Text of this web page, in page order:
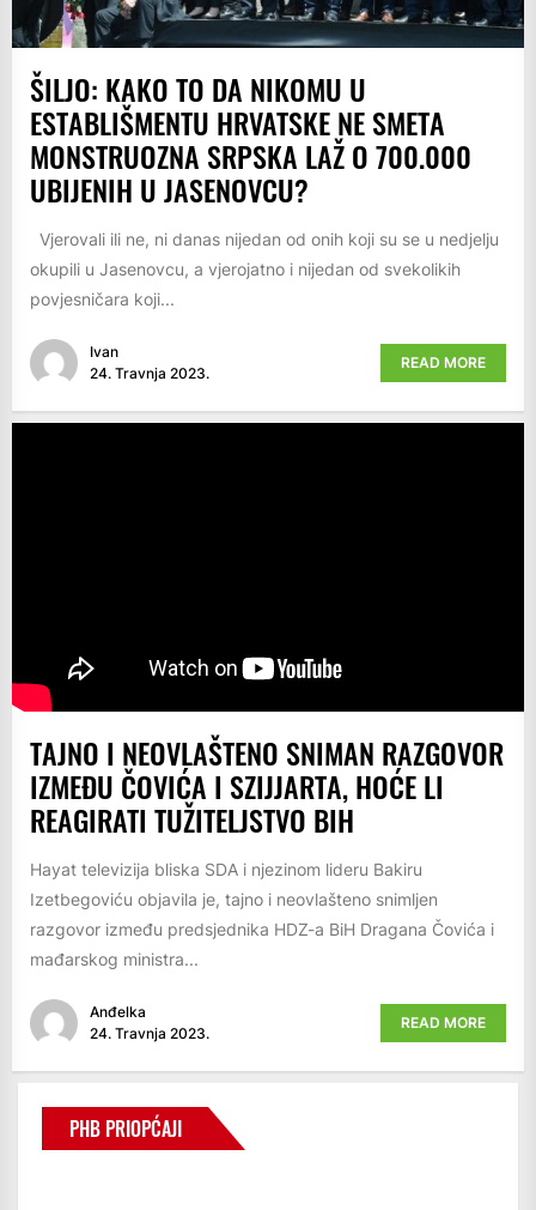
ŠILJO: KAKO TO DA NIKOMU U
ESTABLIŠMENTU HRVATSKE NE SMETA
MONSTRUOZNA SRPSKA LAŽ O 700.000
UBIJENIH U JASENOVCU?
Vjerovali ili ne, ni danas nijedan od onih koji su se u nedjelju
okupili u Jasenovcu, a vjerojatno i nijedan od svekolikih
povjesničara koji...
Ivan
24. Travnja 2023.
READ MORE
TAJNO I NEOVLAŠTENO SNIMAN RAZGOVOR
IZMEĐU ČOVIĆA I SZIJJARTA, HOĆE LI
REAGIRATI TUŽITELJSTVO BIH
Hayat televizija bliska SDA i njezinom lideru Bakiru
Izetbegoviću objavila je, tajno i neovlašteno snimljen
razgovor između predsjednika HDZ-a BiH Dragana Čovića i
mađarskog ministra...
Anđelka
24. Travnja 2023.
READ MORE
PHB PRIOPĆAJI